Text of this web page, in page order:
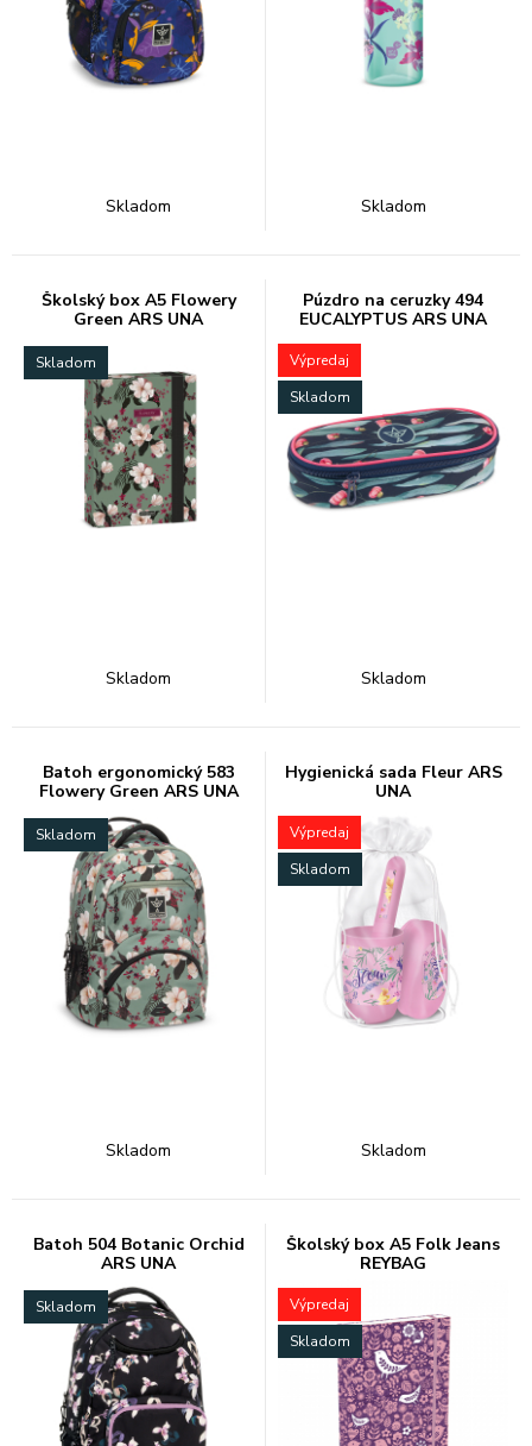
Skladom Skladom
Školský box A5 Flowery
Green ARS UNA
Skladom
Skladom
Púzdro na ceruzky 494
EUCALYPTUS ARS UNA
Výpredaj
Skladom
Skladom
Batoh ergonomický 583
Flowery Green ARS UNA
Skladom
Skladom
Hygienická sada Fleur ARS
UNA
Výpredaj
Skladom
Skladom
Batoh 504 Botanic Orchid
ARS UNA
Skladom
Školský box A5 Folk Jeans
REYBAG
Výpredaj
Skladom